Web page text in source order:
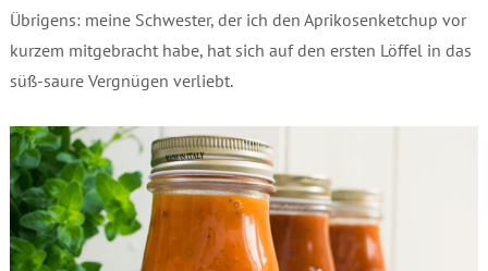
Übrigens: meine Schwester, der ich den Aprikosenketchup vor
kurzem mitgebracht habe, hat sich auf den ersten Löffel in das
süß-saure Vergnügen verliebt.